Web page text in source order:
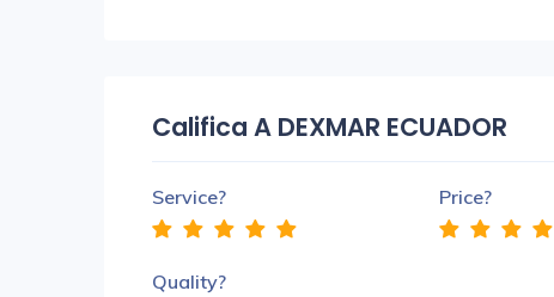
Califica A DEXMAR ECUADOR
Service? Price?
Quality?